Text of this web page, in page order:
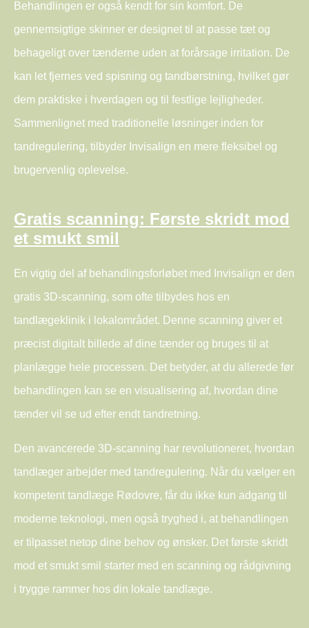
Behandlingen er også kendt for sin komfort. De
gennemsigtige skinner er designet til at passe tæt og
behageligt over tænderne uden at forårsage irritation. De
kan let fjernes ved spisning og tandbørstning, hvilket gør
dem praktiske i hverdagen og til festlige lejligheder.
Sammenlignet med traditionelle løsninger inden for
tandregulering, tilbyder Invisalign en mere fleksibel og
brugervenlig oplevelse.
Gratis scanning: Første skridt mod
et smukt smil
En vigtig del af behandlingsforløbet med Invisalign er den
gratis 3D-scanning, som ofte tilbydes hos en
tandlægeklinik i lokalområdet. Denne scanning giver et
præcist digitalt billede af dine tænder og bruges til at
planlægge hele processen. Det betyder, at du allerede før
behandlingen kan se en visualisering af, hvordan dine
tænder vil se ud efter endt tandretning.
Den avancerede 3D-scanning har revolutioneret, hvordan
tandlæger arbejder med tandregulering. Når du vælger en
kompetent tandlæge Rødovre, får du ikke kun adgang til
moderne teknologi, men også tryghed i, at behandlingen
er tilpasset netop dine behov og ønsker. Det første skridt
mod et smukt smil starter med en scanning og rådgivning
i trygge rammer hos din lokale tandlæge.